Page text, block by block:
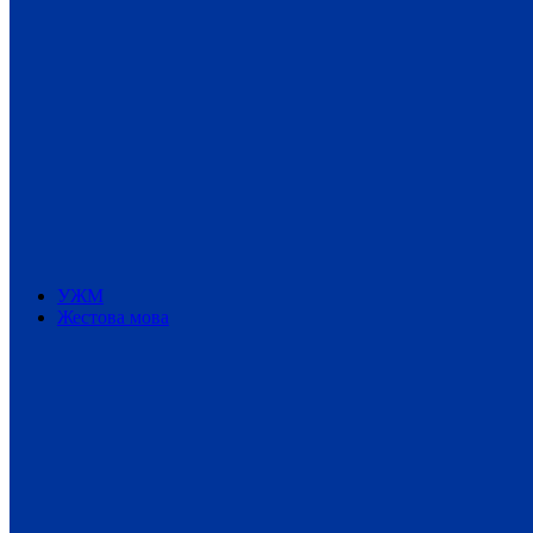
УЖМ
Жестова мова